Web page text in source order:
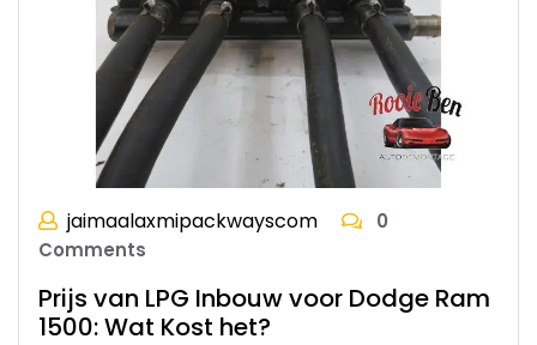
jaimaalaxmipackwayscom
0
Comments
Prijs van LPG Inbouw voor Dodge Ram
1500: Wat Kost het?